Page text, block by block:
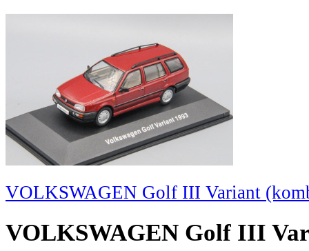
VOLKSWAGEN Golf III Variant
VOLKSWAGEN Golf III